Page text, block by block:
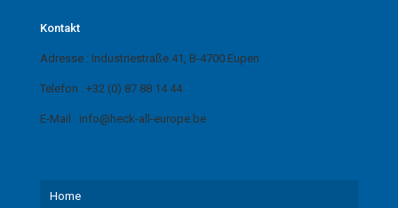
Kontakt
Adresse : Industriestraße 41, B-4700 Eupen
Telefon : +32 (0) 87 88 14 44
E-Mail : info@heck-all-europe.be
Home